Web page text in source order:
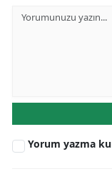
Yorum yazma